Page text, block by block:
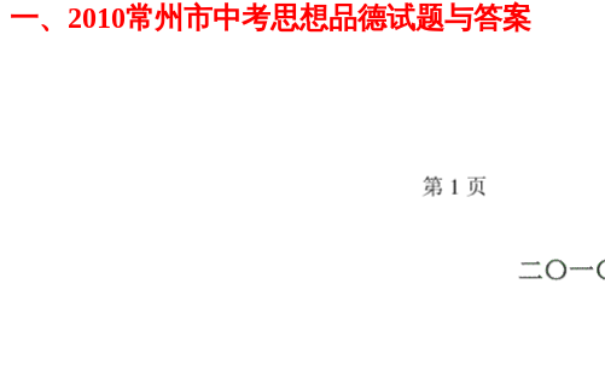
一、2010常州市中考思想品德试题与答案